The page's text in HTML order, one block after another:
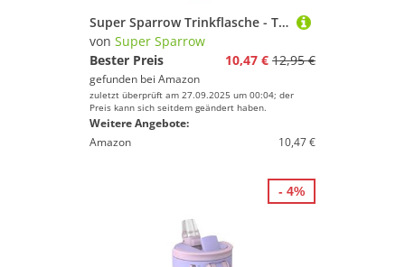
Super Sparrow Trinkflasche - Tritan Wasserflasche - 750ml - BPA-frei - Ideale Sportflasche - EIN-klick Schnellfluss TouchGulp Trinkflaschen - Leicht, Nachhaltig
von Super Sparrow
Bester Preis
10,47 € 12,95 €
gefunden bei Amazon
zuletzt überprüft am 27.09.2025 um 00:04; der
Preis kann sich seitdem geändert haben.
Weitere Angebote:
Amazon
10,47 €
- 4%